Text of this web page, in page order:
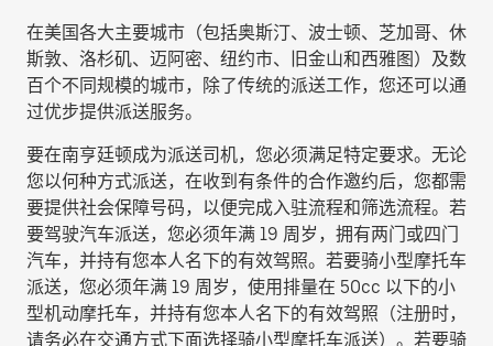
在美国各大主要城市（包括奥斯汀、波士顿、芝加哥、休
斯敦、洛杉矶、迈阿密、纽约市、旧金山和西雅图）及数
百个不同规模的城市，除了传统的派送工作，您还可以通
过优步提供派送服务。
要在南亨廷顿成为派送司机，您必须满足特定要求。无论
您以何种方式派送，在收到有条件的合作邀约后，您都需
要提供社会保障号码，以便完成入驻流程和筛选流程。若
要驾驶汽车派送，您必须年满 19 周岁，拥有两门或四门
汽车，并持有您本人名下的有效驾照。若要骑小型摩托车
派送，您必须年满 19 周岁，使用排量在 50cc 以下的小
型机动摩托车，并持有您本人名下的有效驾照（注册时，
请务必在交通方式下面选择骑小型摩托车派送）。若要骑